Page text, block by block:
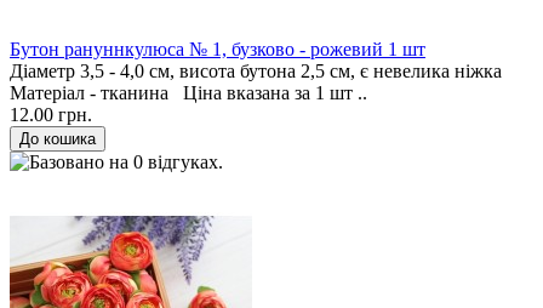
Бутон рануннкулюса № 1, бузково - рожевий 1 шт
Діаметр 3,5 - 4,0 см, висота бутона 2,5 см, є невелика ніжка
Матеріал - тканина Ціна вказана за 1 шт ..
12.00 грн.